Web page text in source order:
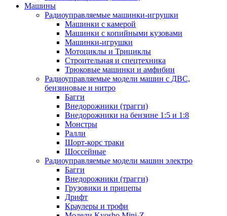
Машины
Радиоуправляемые машинки-игрушки
Машинки с камерой
Машинки с копийными кузовами
Машинки-игрушки
Мотоциклы и Трициклы
Строительная и спецтехника
Трюковые машинки и амфибии
Радиоуправляемые модели машин с ДВС,
бензиновые и нитро
Багги
Внедорожники (трагги)
Внедорожники на бензине 1:5 и 1:8
Монстры
Ралли
Шорт-корс траки
Шоссейные
Радиоуправляемые модели машин электро
Багги
Внедорожники (трагги)
Грузовики и прицепы
Дрифт
Краулеры и трофи